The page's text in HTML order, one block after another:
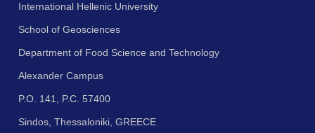
International Hellenic University
School of Geosciences
Department of Food Science and Technology
Alexander Campus
P.O. 141, P.C. 57400
Sindos, Thessaloniki, GREECE